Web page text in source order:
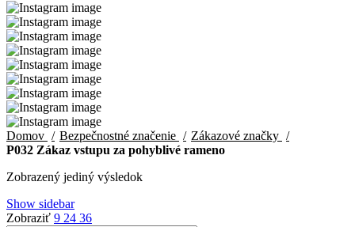
Domov Bezpečnostné značenie
Zákazové značky
P032 Zákaz vstupu za pohyblivé rameno
Zobrazený jediný výsledok
Show sidebar
Zobraziť 9 24 36